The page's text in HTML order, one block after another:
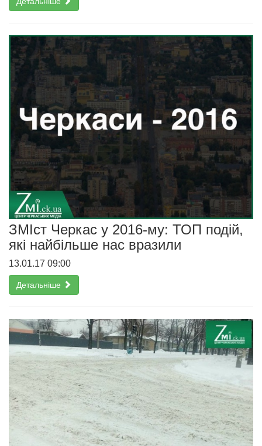
ЗМІст Черкас у 2016-му: ТОП подій,
які найбільше нас вразили
13.01.17 09:00
Детальніше